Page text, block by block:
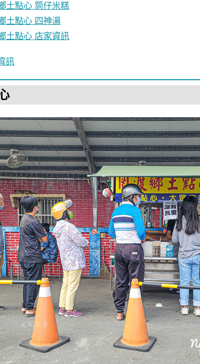
土點心 筒仔米糕
土點心 四神湯
土點心 店家資訊
訊